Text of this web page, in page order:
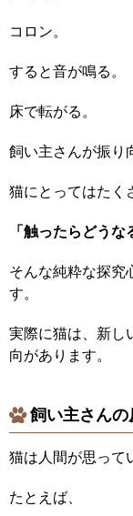
コロン。
すると音が鳴る。
床で転がる。
飼い主さんが振り
猫にとってはたく
「触ったらどうな
そんな純粋な探究
す。
実際に猫は、新し
向があります。
飼い主さん
猫は人間が思って
たとえば、